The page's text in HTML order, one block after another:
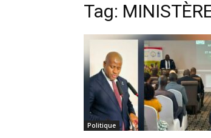
Tag:
Politique